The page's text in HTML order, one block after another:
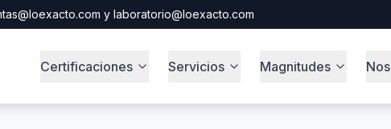
y laboratorio@loexacto.com
Certificaciones Servicios Magnitudes